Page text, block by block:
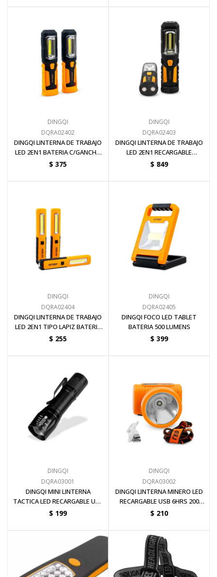
DINGQI
DQRA02402
DINGQI LINTERNA DE TRABAJO
LED 2EN1 BATERIA C/GANCHO
BASE GIRATORIA 250 LUMENS
$ 375
DINGQI
DQRA02403
DINGQI LINTERNA DE TRABAJO
LED 2EN1 RECARGABLE
GANCHO BASE GIRATORIA 250
$ 849
DINGQI
DQRA02404
DINGQI LINTERNA DE TRABAJO
LED 2EN1 TIPO LAPIZ BATERIA
150 LUMENS
$ 255
DINGQI
DQRA02405
DINGQI FOCO LED TABLET
BATERIA 500 LUMENS
$ 399
DINGQI
DQRA03001
DINGQI MINI LINTERNA
TACTICA LED RECARGABLE USB
1.5HRS 300MTS 300 LUMENS
$ 199
DINGQI
DQRA03002
DINGQI LINTERNA MINERO LED
RECARGABLE USB 6HRS 200
LUMENS
$ 210
Soldadoras y Accesorios